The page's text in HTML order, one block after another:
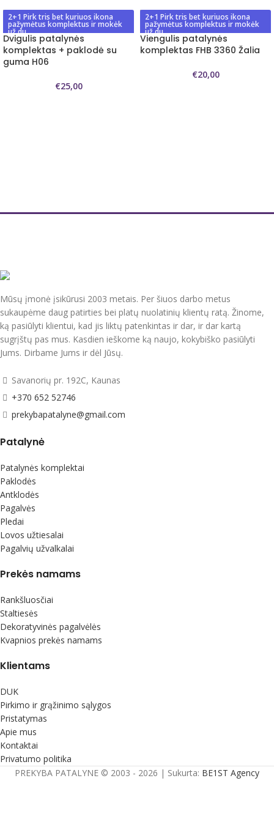
2+1 Pirk tris bet kuriuos ikona
pažymėtus komplektus ir mokėk
už du
Dvigulis patalynės
komplektas + paklodė su
guma H06
€25,00
2+1 Pirk tris bet kuriuos ikona
pažymėtus komplektus ir mokėk
už du
Viengulis patalynės
komplektas FHB 3360 Žalia
€20,00
Mūsų įmonė įsikūrusi 2003 metais. Per šiuos darbo metus
sukaupėme daug patirties bei platų nuolatinių klientų ratą. Žinome,
ką pasiūlyti klientui, kad jis liktų patenkintas ir dar, ir dar kartą
sugrįštų pas mus. Kasdien ieškome ką naujo, kokybiško pasiūlyti
Jums. Dirbame Jums ir dėl Jūsų.
Savanorių pr. 192C, Kaunas
+370 652 52746
prekybapatalyne@gmail.com
Patalynė
Patalynės komplektai
Paklodės
Antklodės
Pagalvės
Pledai
Lovos užtiesalai
Pagalvių užvalkalai
Prekės namams
Rankšluosčiai
Staltiesės
Dekoratyvinės pagalvėlės
Kvapnios prekės namams
Klientams
DUK
Pirkimo ir grąžinimo sąlygos
Pristatymas
Apie mus
Kontaktai
Privatumo politika
PREKYBA PATALYNE © 2003 - 2026 | Sukurta: BE1ST Agency